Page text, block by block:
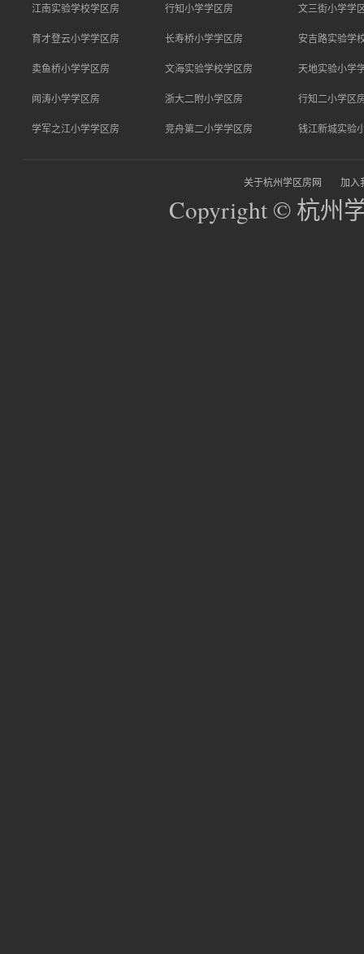
江南实验学校学区房 行知小学学区房 文三街小学学
育才登云小学学区房 长寿桥小学学区房 安吉路实验学
卖鱼桥小学学区房 文海实验学校学区房 天地实验小学
闻涛小学学区房 浙大二附小学区房 行知二小学区
学军之江小学学区房 竞舟第二小学学区房 钱江新城实验
关于杭州学区房网 加入
Copyright © 杭州